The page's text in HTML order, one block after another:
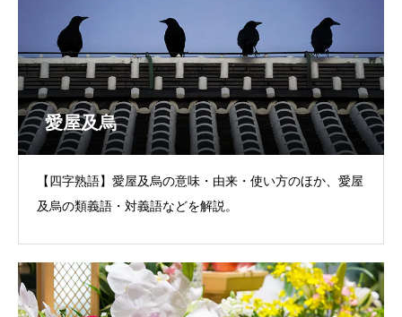
愛屋及烏
【四字熟語】愛屋及烏の意味・由来・使い方のほか、愛屋
及烏の類義語・対義語などを解説。